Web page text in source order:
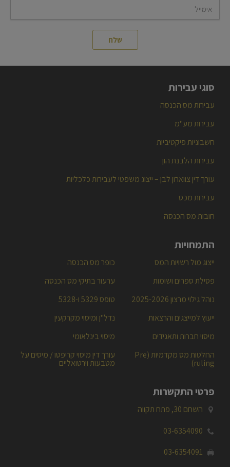
סוגי עבירות
עבירות מס הכנסה
עבירות מע"מ
חשבוניות פיקטיביות
עבירות הלבנת הון
עורך דין צווארון לבן – ייצוג משפטי לעבירות כלכליות
עבירות מכס
חובות מס הכנסה
התמחויות
ייצוג מול רשויות המס
כופר מס הכנסה
פסילת ספרים ושומות
ערעור בתיקי מס הכנסה
נוהל גילוי מרצון 2025-2026
טופס 5329 ו-5328
ייעוץ למייצגים והרצאות
נדל"ן ומיסוי מקרקעין
מיסוי חברות ותאגידים
מיסוי בינלאומי
ruling)
פרטי התקשרות
 השחם 30, פתח תקווה

03-6354090